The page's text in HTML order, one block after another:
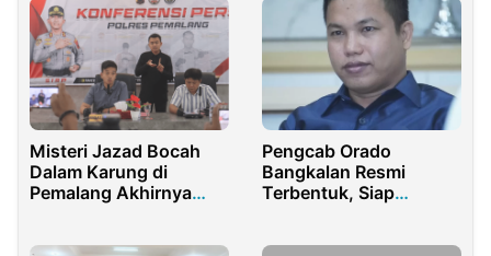
Misteri Jazad Bocah
Dalam Karung di
Pemalang Akhirnya
Pengcab Orado
Bangkalan Resmi
Terbentuk, Siap